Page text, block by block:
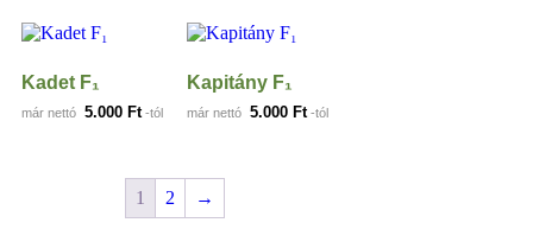
Kadet F₁
már nettó 5.000 Ft -tól
Kapitány F₁
már nettó 5.000 Ft -tól
1 2 →